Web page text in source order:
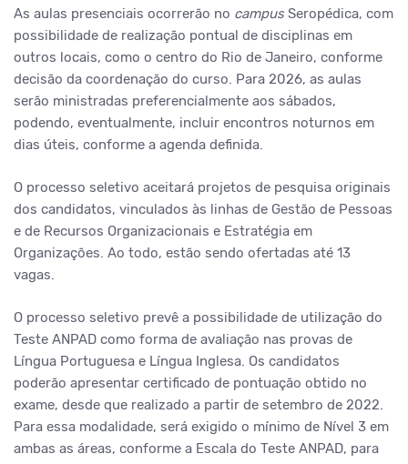
As aulas presenciais ocorrerão no campusSeropédica, com
possibilidade de realização pontual de disciplinas em
outros locais, como o centro do Rio de Janeiro, conforme
decisão da coordenação do curso. Para 2026, as aulas
serão ministradas preferencialmente aos sábados,
podendo, eventualmente, incluir encontros noturnos em
dias úteis, conforme a agenda definida.
O processo seletivo aceitará projetos de pesquisa originais
dos candidatos, vinculados às linhas de Gestão de Pessoas
e de Recursos Organizacionais e Estratégia em
Organizações. Ao todo, estão sendo ofertadas até 13
vagas.
O processo seletivo prevê a possibilidade de utilização do
Teste ANPAD como forma de avaliação nas provas de
Língua Portuguesa e Língua Inglesa. Os candidatos
poderão apresentar certificado de pontuação obtido no
exame, desde que realizado a partir de setembro de 2022.
Para essa modalidade, será exigido o mínimo de Nível 3 em
ambas as áreas, conforme a Escala do Teste ANPAD, para